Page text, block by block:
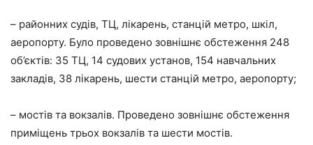
– районних судів, ТЦ, лікарень, станцій метро, шкіл,
аеропорту. Було проведено зовнішнє обстеження 248
об’єктів: 35 ТЦ, 14 судових установ, 154 навчальних
закладів, 38 лікарень, шести станцій метро, аеропорту;
– мостів та вокзалів. Проведено зовнішнє обстеження
приміщень трьох вокзалів та шести мостів.